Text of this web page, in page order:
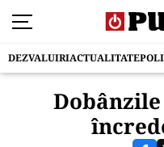
DEZVALUIRIACTUALITATE